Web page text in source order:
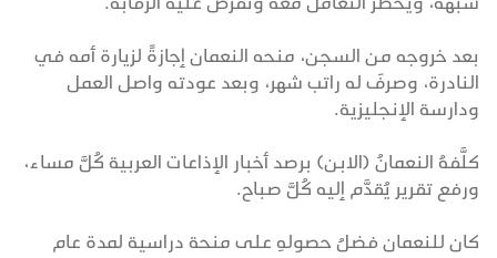
بعد خروجه من السجن، منحه النعمان إجازةً لزيارة أمه في
النادرة، وصرفَ له راتب شهر، وبعد عودته واصل العمل
ودارسة الإنجليزية.
كلَّفهُ النعمانُ (الابن) برصد أخبار الإذاعات العربية كُلَّ مساء،
ورفع تقرير يُقدَّم إليه كُلَّ صباح.
كان للنعمان فضلُ حصولهِ على منحة دراسية لمدة عام